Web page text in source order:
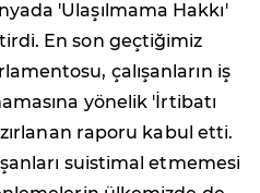
'Ulaşılmama Hakkı'
En son geçtiğimiz
çalışanların iş
yönelik 'İrtibatı
raporu kabul etti.
suistimal etmemesi